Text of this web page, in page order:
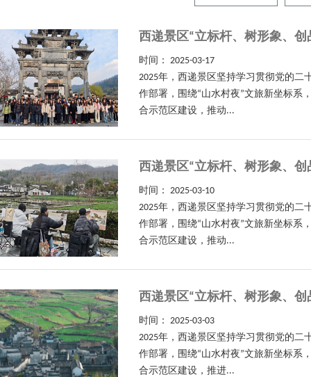
西递景区“立标杆、树形象、
时间： 2025-03-17
2025年，西递景区坚持学习贯彻党的
作部署，围绕“山水村夜”文旅新坐标系
合示范区建设，推动...
西递景区“立标杆、树形象、
时间： 2025-03-10
2025年，西递景区坚持学习贯彻党的
作部署，围绕“山水村夜”文旅新坐标系
合示范区建设，推动...
西递景区“立标杆、树形象、
时间： 2025-03-03
2025年，西递景区坚持学习贯彻党的
作部署，围绕“山水村夜”文旅新坐标系
合示范区建设，推进...